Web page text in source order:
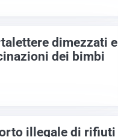
dimezzati e
dei bimbi
illegale di rifiuti